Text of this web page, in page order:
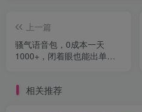
上一篇
骚气语音包，0成本一天
1000+，闭着眼也能出单，
相关推荐